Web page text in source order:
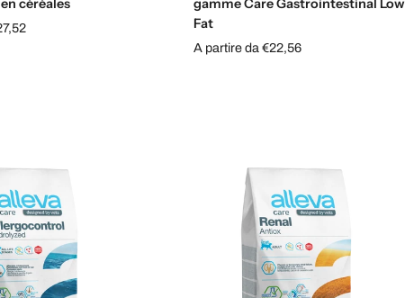
céréales
gamme Care Gastrointestinal Low
Fat
A partire da €22,56